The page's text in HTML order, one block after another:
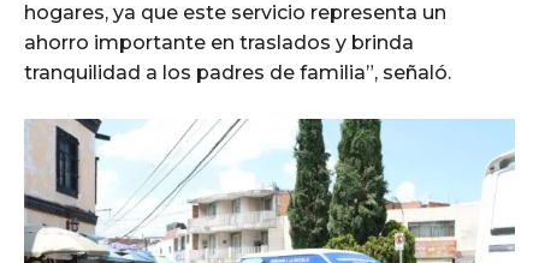
hogares, ya que este servicio representa un
ahorro importante en traslados y brinda
tranquilidad a los padres de familia”, señaló.